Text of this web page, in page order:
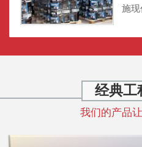
施现
经典工
我们的产品